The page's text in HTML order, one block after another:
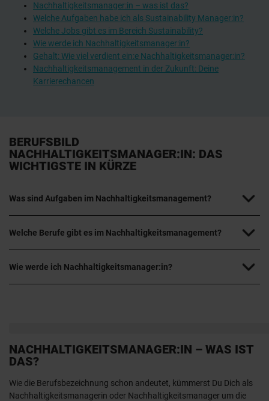
Nachhaltigkeitsmanager:in – was ist das?
Welche Aufgaben habe ich als Sustainability Manager:in?
Welche Jobs gibt es im Bereich Sustainability?
Wie werde ich Nachhaltigkeitsmanager:in?
Gehalt: Wie viel verdient ein:e Nachhaltigkeitsmanager:in?
Nachhaltigkeitsmanagement in der Zukunft: Deine
Karrierechancen
BERUFSBILD
NACHHALTIGKEITSMANAGER:IN: DAS
WICHTIGSTE IN KÜRZE
Was sind Aufgaben im Nachhaltigkeitsmanagement?
Welche Berufe gibt es im Nachhaltigkeitsmanagement?
Wie werde ich Nachhaltigkeitsmanager:in?
NACHHALTIGKEITSMANAGER:IN – WAS IST
DAS?
Wie die Berufsbezeichnung schon andeutet, kümmerst Du Dich als
Nachhaltigkeitsmanagerin oder Nachhaltigkeitsmanager um die